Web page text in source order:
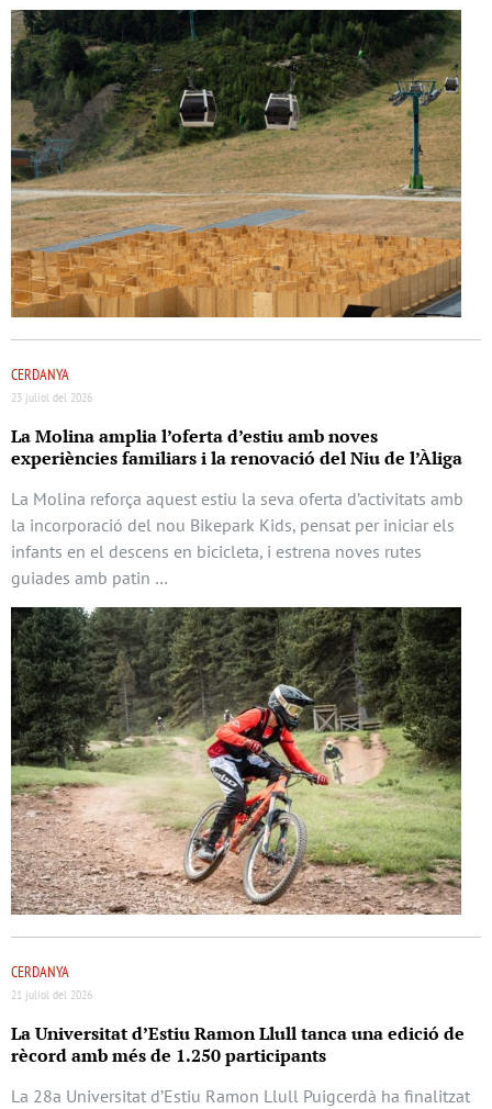
CERDANYA
23 juliol del 2026
La Molina amplia l’oferta d’estiu amb noves
experiències familiars i la renovació del Niu de l’Àliga
La Molina reforça aquest estiu la seva oferta d’activitats amb
la incorporació del nou Bikepark Kids, pensat per iniciar els
infants en el descens en bicicleta, i estrena noves rutes
guiades amb patin …
CERDANYA
21 juliol del 2026
La Universitat d’Estiu Ramon Llull tanca una edició de
rècord amb més de 1.250 participants
La 28a Universitat d’Estiu Ramon Llull Puigcerdà ha finalitzat